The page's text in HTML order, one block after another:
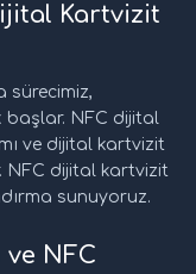
Kartvizit
sürecimiz,
başlar. NFC dijital
ve dijital kartvizit
NFC dijital kartvizit
sunuyoruz.
ve NFC